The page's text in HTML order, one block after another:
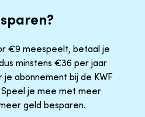
€9 meespeelt, betaal je
minstens €36 per jaar
abonnement bij de KWF
je mee met meer
geld besparen.